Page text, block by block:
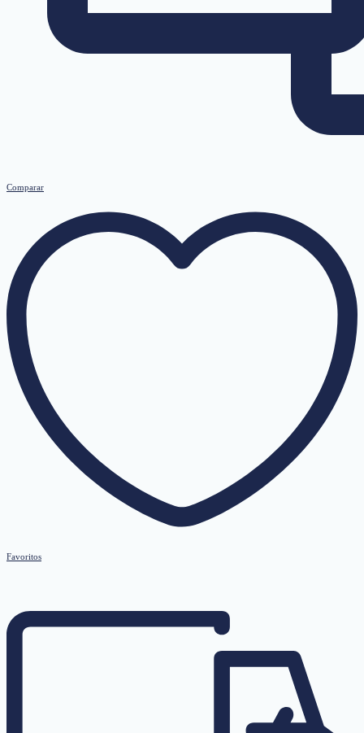
Comparar
Favoritos